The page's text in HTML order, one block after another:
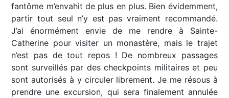
fantôme m’envahit de plus en plus. Bien évidemment,
partir tout seul n’y est pas vraiment recommandé.
J’ai énormément envie de me rendre à Sainte-
Catherine pour visiter un monastère, mais le trajet
n’est pas de tout repos ! De nombreux passages
sont surveillés par des checkpoints militaires et peu
sont autorisés à y circuler librement. Je me résous à
prendre une excursion, qui sera finalement annulée